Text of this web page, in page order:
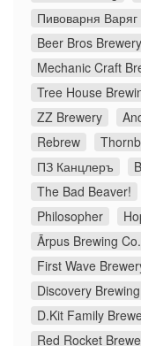
Пивоварня Варяг
Beer Bros Brewery
Mechanic Craft
Tree House
ZZ Brewery
Rebrew
ПЗ Канцлеръ
The Bad Beaver!
Philosopher
Ārpus Brewing Co.
First Wave
Discovery Brewing
D.Kit Family
Red Rocket